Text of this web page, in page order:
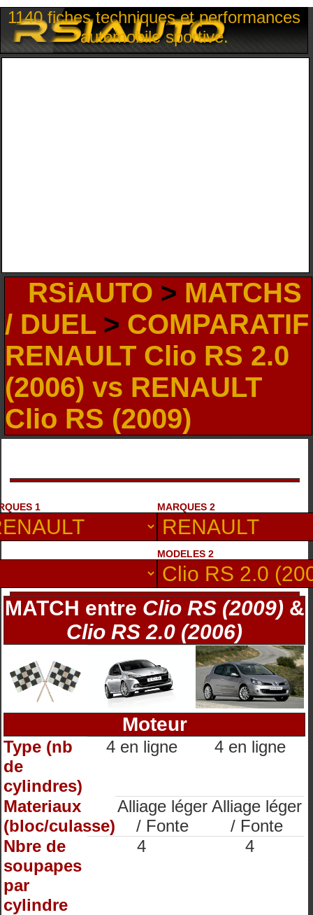
1140 fiches techniques et performances
automobile sportive.
RSiAUTO > MATCHS
/ DUEL> COMPARATIF
RENAULT Clio RS 2.0
(2006) vs RENAULT
Clio RS (2009)
1 MARQUES 2
MODELES 2
MATCH entre Clio RS (2009) &
Clio RS 2.0 (2006)
Moteur
Type (nb
de
cylindres)
4 en ligne 4 en ligne
Materiaux
(bloc/culasse)
Alliage léger
/ Fonte
Alliage léger
/ Fonte
Nbre de
soupapes
par
cylindre
4 4